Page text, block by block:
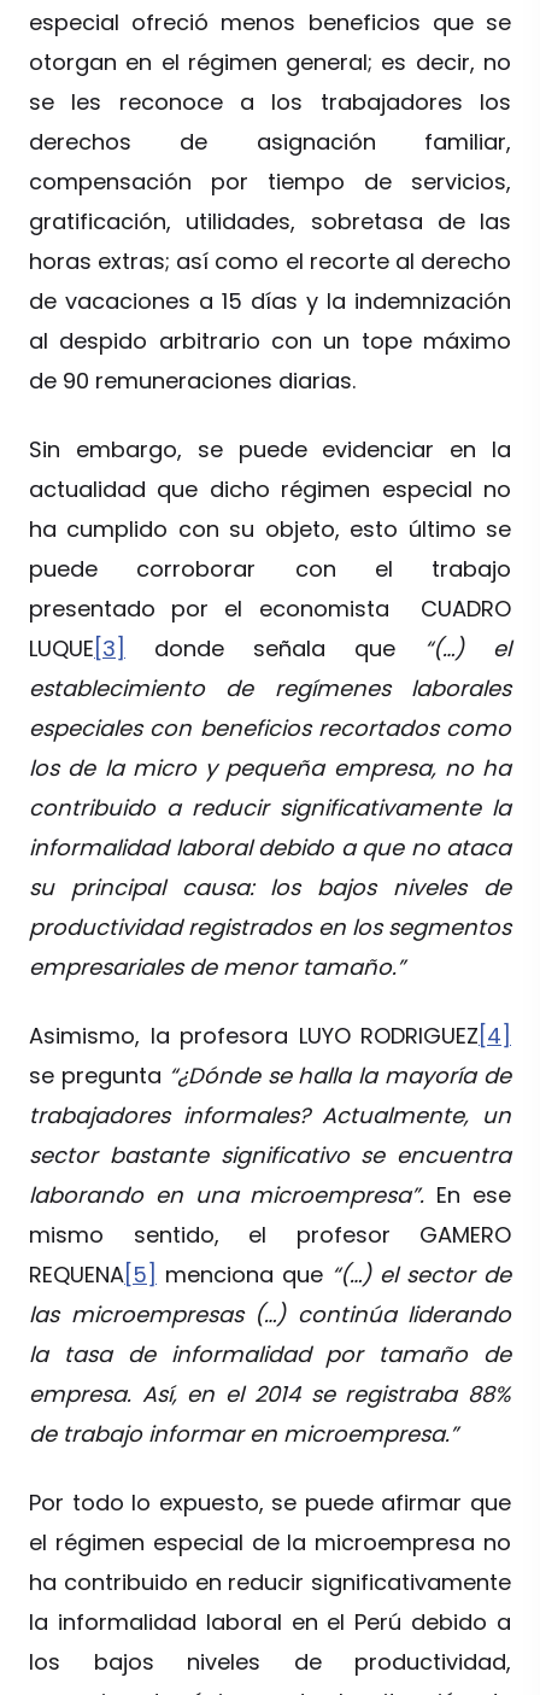
especial ofreció menos beneficios que se
otorgan en el régimen general; es decir, no
se les reconoce a los trabajadores los
derechos de asignación familiar,
compensación por tiempo de servicios,
gratificación, utilidades, sobretasa de las
horas extras; así como el recorte al derecho
de vacaciones a 15 días y la indemnización
al despido arbitrario con un tope máximo
de 90 remuneraciones diarias.
Sin embargo, se puede evidenciar en la
actualidad que dicho régimen especial no
ha cumplido con su objeto, esto último se
puede corroborar con el trabajo
presentado por el economista CUADRO
LUQUE [3] donde señala que “(…) el
establecimiento de regímenes laborales
especiales con beneficios recortados como
los de la micro y pequeña empresa, no ha
contribuido a reducir significativamente la
informalidad laboral debido a que no ataca
su principal causa: los bajos niveles de
productividad registrados en los segmentos
empresariales de menor tamaño.”
Asimismo, la profesora LUYO RODRIGUEZ [4]
se pregunta “¿Dónde se halla la mayoría de
trabajadores informales? Actualmente, un
sector bastante significativo se encuentra
laborando en una microempresa”. En ese
mismo sentido, el profesor GAMERO
REQUENA[5] menciona que “(…) el sector de
las microempresas (…) continúa liderando
la tasa de informalidad por tamaño de
empresa. Así, en el 2014 se registraba 88%
de trabajo informar en microempresa.”
Por todo lo expuesto, se puede afirmar que
el régimen especial de la microempresa no
ha contribuido en reducir significativamente
la informalidad laboral en el Perú debido a
los bajos niveles de productividad,